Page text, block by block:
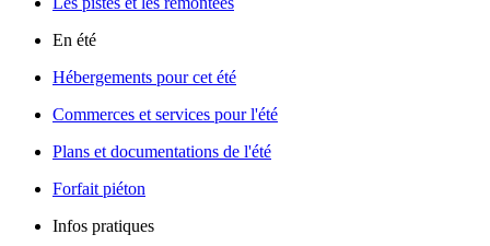
En été
Hébergements pour cet été
Commerces et services pour l'été
Plans et documentations de l'été
Forfait piéton
Infos pratiques